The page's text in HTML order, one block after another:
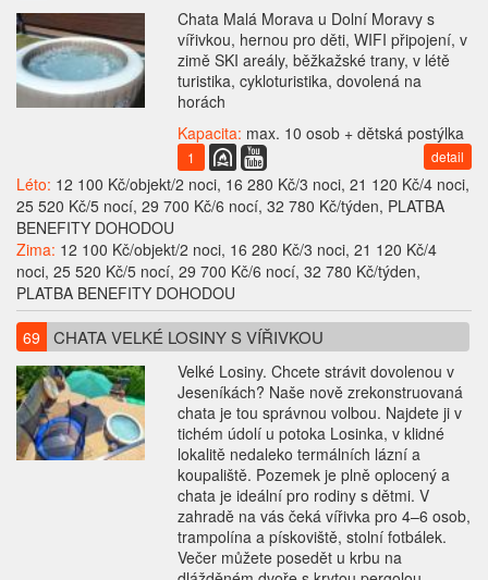
Chata Malá Morava u Dolní Moravy s
vířivkou, hernou pro děti, WIFI připojení, v
zimě SKI areály, běžkažské trany, v létě
turistika, cykloturistika, dovolená na
horách
Kapacita: max. 10 osob + dětská postýlka
1 detail
Léto: 12 100 Kč/objekt/2 noci, 16 280 Kč/3 noci, 21 120 Kč/4 noci,
25 520 Kč/5 nocí, 29 700 Kč/6 nocí, 32 780 Kč/týden, PLATBA
BENEFITY DOHODOU
Zima: 12 100 Kč/objekt/2 noci, 16 280 Kč/3 noci, 21 120 Kč/4
noci, 25 520 Kč/5 nocí, 29 700 Kč/6 nocí, 32 780 Kč/týden,
PLATBA BENEFITY DOHODOU
69 CHATA VELKÉ LOSINY S VÍŘIVKOU
Velké Losiny. Chcete strávit dovolenou v
Jeseníkách? Naše nově zrekonstruovaná
chata je tou správnou volbou. Najdete ji v
tichém údolí u potoka Losinka, v klidné
lokalitě nedaleko termálních lázní a
koupaliště. Pozemek je plně oplocený a
chata je ideální pro rodiny s dětmi. V
zahradě na vás čeká vířivka pro 4–6 osob,
trampolína a pískoviště, stolní fotbálek.
Večer můžete posedět u krbu na